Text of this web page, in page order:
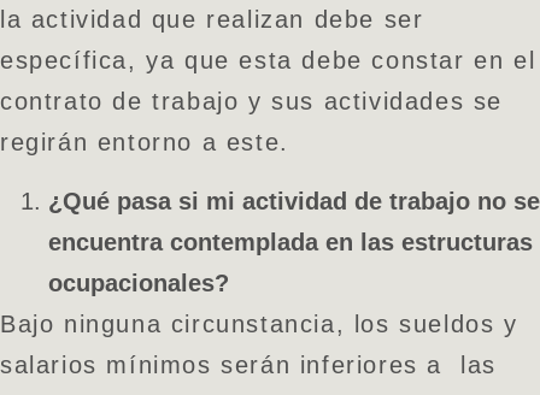
la actividad que realizan debe ser
específica, ya que esta debe constar en el
contrato de trabajo y sus actividades se
regirán entorno a este.
¿Qué pasa si mi actividad de trabajo no se
encuentra contemplada en las estructuras
ocupacionales?
Bajo ninguna circunstancia, los sueldos y
salarios mínimos serán inferiores a las